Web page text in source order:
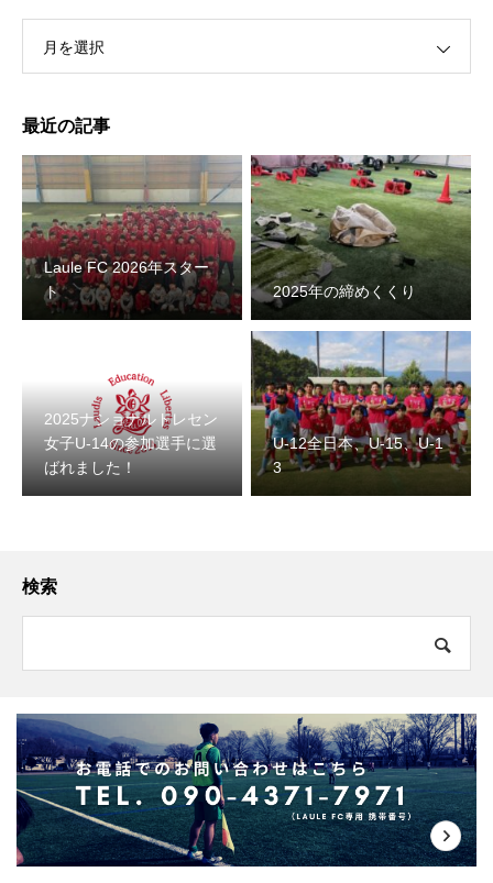
月を選択
最近の記事
Laule FC 2026年スター
ト
2025年の締めくくり
2025ナショナルトレセン
女子U-14の参加選手に選
ばれました！
U-12全日本、U-15、U-1
3
検索